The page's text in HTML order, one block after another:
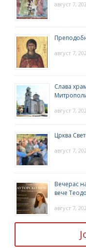
август 7,
август 7,
Слава
август 7,
Црква
август 7,
Вечерас
вече
август 7,